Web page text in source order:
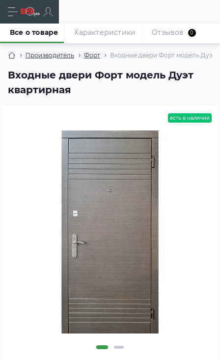
Производитель Форт Входные двери Форт модель Дуэт
Входные двери Форт модель Дуэт
квартирная
Все о товаре Характеристики Отзывов 0
есть в наличии